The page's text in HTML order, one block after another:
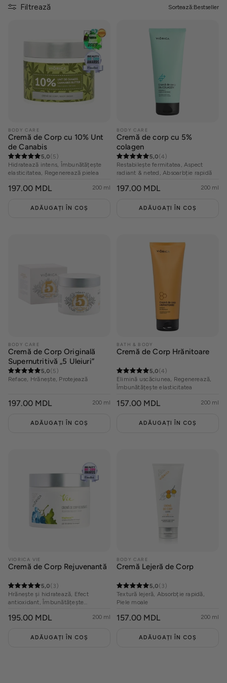
Cosmeplant
Pentru bărbați
Protecție solară
Rutine
Filtrează Sortează:Bestseller
BODY CARE
Cremă de Corp cu 10% Unt
de Canabis
5,0(5)
Hidratează intens, Îmbunătățește
elasticitatea, Regenerează pielea
PREȚ
197.00 MDL 200 ml
ADĂUGAȚI ÎN COȘ
BODY CARE
Cremă de corp cu 5%
colagen
5,0(4)
Restabilește fermitatea, Aspect
radiant & neted, Absoarbție rapidă
PREȚ
197.00 MDL 200 ml
ADĂUGAȚI ÎN COȘ
BODY CARE
Cremă de Corp Originală
Supernutritivă „5 Uleiuri”
5,0(5)
Reface, Hrănește, Protejează
PREȚ
197.00 MDL 200 ml
ADĂUGAȚI ÎN COȘ
BATH & BODY
Cremă de Corp Hrănitoare
5,0(4)
Elimină uscăciunea, Regenerează,
Îmbunătățește elasticitatea
PREȚ
157.00 MDL 200 ml
ADĂUGAȚI ÎN COȘ
VIORICA VIE
Cremă de Corp Rejuvenantă
5,0(3)
Hrănește și hidratează, Efect
antioxidant, Îmbunătățește
PREȚ
195.00 MDL 200 ml
ADĂUGAȚI ÎN COȘ
BODY CARE
Cremă Lejeră de Corp
5,0(3)
Textură lejeră, Absorbție rapidă,
Piele moale
PREȚ
157.00 MDL 200 ml
ADĂUGAȚI ÎN COȘ